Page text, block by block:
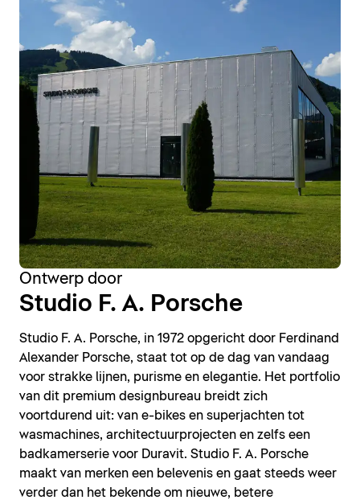
Ontwerp door
Studio F. A. Porsche
Studio F. A. Porsche, in 1972 opgericht door Ferdinand
Alexander Porsche, staat tot op de dag van vandaag
voor strakke lijnen, purisme en elegantie. Het portfolio
van dit premium designbureau breidt zich
voortdurend uit: van e-bikes en superjachten tot
wasmachines, architectuurprojecten en zelfs een
badkamerserie voor Duravit. Studio F. A. Porsche
maakt van merken een belevenis en gaat steeds weer
verder dan het bekende om nieuwe, betere